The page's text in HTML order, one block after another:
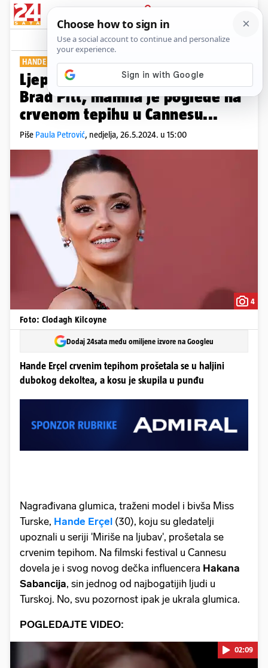
PRIJAVA
Show Komentari
HANDE ERÇEL
Ljepotica u koju se zagledao i
Brad Pitt, mamila je poglede na
crvenom tepihu u Cannesu...
Piše Paula Petrović, nedjelja, 26.5.2024. u 15:00
4
Foto: Clodagh Kilcoyne
Dodaj 24sata među omiljene izvore na Googleu
Hande Erçel crvenim tepihom prošetala se u haljini
dubokog dekoltea, a kosu je skupila u punđu
Nagrađivana glumica, traženi model i bivša Miss
Turske, Hande Erçel (30), koju su gledatelji
upoznali u seriji 'Miriše na ljubav', prošetala se
crvenim tepihom. Na filmski festival u Cannesu
dovela je i svog novog dečka influencera Hakana
Sabancija, sin jednog od najbogatijih ljudi u
Turskoj. No, svu pozornost ipak je ukrala glumica.
POGLEDAJTE VIDEO:
02:09